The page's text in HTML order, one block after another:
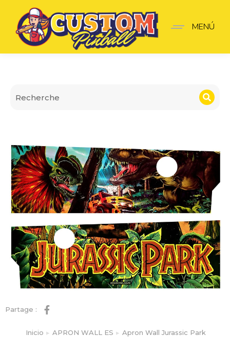
Apron Wall Jurassic Park
MENÚ
Partage :
Estás aquí:
Inicio APRON WALL ES Apron Wall Jurassic Park